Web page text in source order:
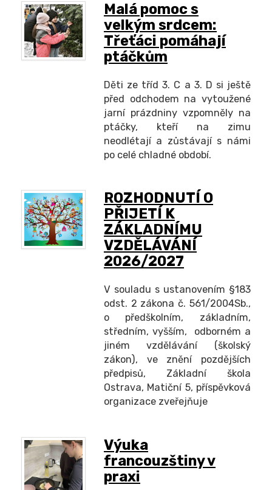
Malá pomoc s
velkým srdcem:
Třeťáci pomáhají
ptáčkům
Děti ze tříd 3. C a 3. D si ještě
před odchodem na vytoužené
jarní prázdniny vzpomněly na
ptáčky, kteří na zimu
neodlétají a zůstávají s námi
po celé chladné období.
ROZHODNUTÍ O
PŘIJETÍ K
ZÁKLADNÍMU
VZDĚLÁVÁNÍ
2026/2027
V souladu s ustanovením §183
odst. 2 zákona č. 561/2004Sb.,
o předškolním, základním,
středním, vyšším, odborném a
jiném vzdělávání (školský
zákon), ve znění pozdějších
předpisů, Základní škola
Ostrava, Matiční 5, příspěvková
organizace zveřejňuje
Výuka
francouzštiny v
praxi